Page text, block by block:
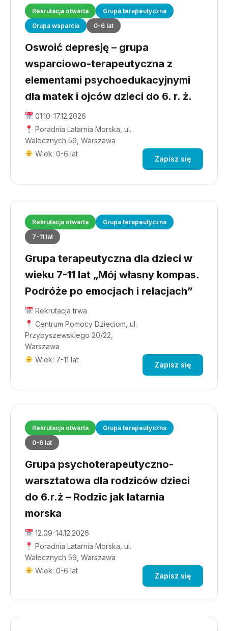
Rekrutacja otwarta
Grupa terapeutyczna
Grupa wsparcia
0-6 lat
Oswoić depresję – grupa
wsparciowo-terapeutyczna z
elementami psychoedukacyjnymi
dla matek i ojców dzieci do 6. r. ż.
01.10-17.12.2026
Poradnia Latarnia Morska, ul.
Walecznych 59, Warszawa
Wiek: 0-6 lat
Zapisz się
Rekrutacja otwarta
Grupa terapeutyczna
7-11 lat
Grupa terapeutyczna dla dzieci w
wieku 7-11 lat „Mój własny kompas.
Podróże po emocjach i relacjach”
Rekrutacja trwa
Centrum Pomocy Dzieciom, ul.
Przybyszewskiego 20/22,
Warszawa
Wiek: 7-11 lat
Zapisz się
Rekrutacja otwarta
Grupa terapeutyczna
0-6 lat
Grupa psychoterapeutyczno-
warsztatowa dla rodziców dzieci
do 6.r.ż – Rodzic jak latarnia
morska
12.09-14.12.2026
Poradnia Latarnia Morska, ul.
Walecznych 59, Warszawa
Wiek: 0-6 lat
Zapisz się